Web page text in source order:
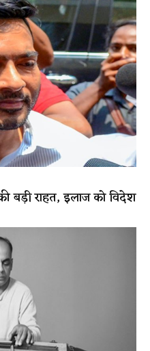
बड़ी राहत, इलाज को विदेश